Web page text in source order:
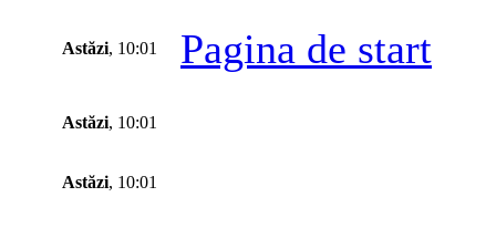
Astăzi, 10:01 Pagina de start
Astăzi, 10:01
Astăzi, 10:01